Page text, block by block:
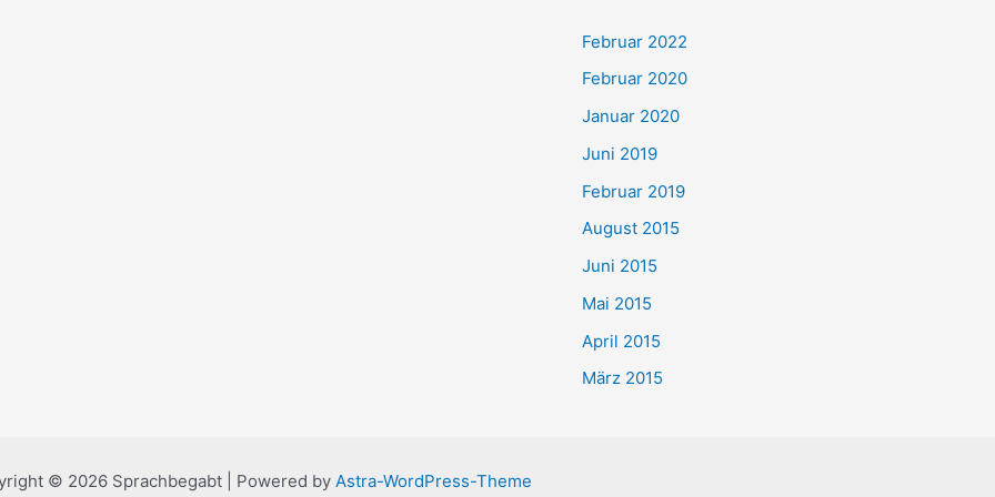
o
r
i
e
n
Februar 2022
Februar 2020
Januar 2020
Juni 2019
Februar 2019
August 2015
Juni 2015
Mai 2015
April 2015
März 2015
© 2026 Sprachbegabt | Powered by Astra-WordPress-Theme